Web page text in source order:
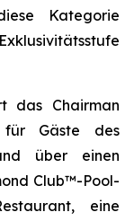
Kategorie
das Chairman
für Gäste des
über einen
Club™-Pool-
eine